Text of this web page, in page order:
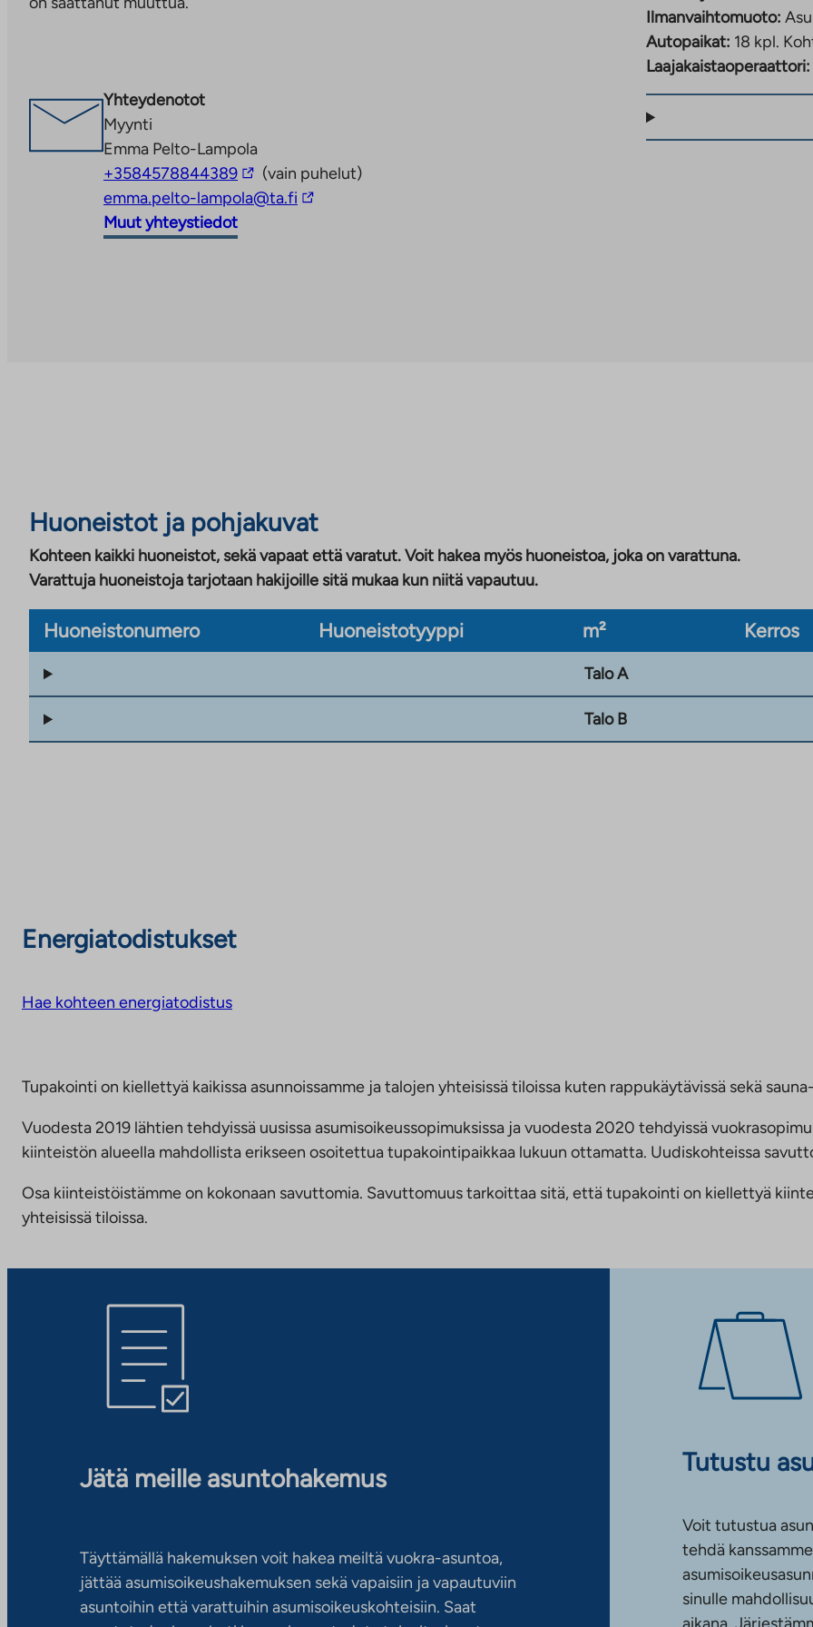
Linkki
Yhteydenotot
Myynti
Emma Pelto-Lampola
+3584578844389Linkki
vie
ulkopuoliseen
(vain puhelut)
emma.pelto-lampola@ta.fi Linkki
Muut yhteystiedot
Ilmanvaihtomuoto:
Autopaikat: 18 kpl.
Laajakaistaoperaattori:
Huoneistot ja pohjakuvat
Kohteen kaikki huoneistot, sekä vapaat että varatut. Voit hakea myös huoneistoa, joka on varattuna.
Varattuja huoneistoja tarjotaan hakijoille sitä mukaa kun niitä vapautuu.
Huoneistonumero Huoneistotyyppi m² Kerros
Talo A
Talo B
Energiatodistukset
Hae kohteen energiatodistus
Tupakointi on kiellettyä kaikissa asunnoissamme ja talojen yhteisissä tiloissa kuten rappukäytävissä sekä
Vuodesta 2019 lähtien tehdyissä uusissa asumisoikeussopimuksissa ja vuodesta 2020 tehdyissä
kiinteistön alueella mahdollista erikseen osoitettua tupakointipaikkaa lukuun ottamatta. Uudiskohteissa
Osa kiinteistöistämme on kokonaan savuttomia. Savuttomuus tarkoittaa sitä, että tupakointi on kiellettyä
yhteisissä tiloissa.
Jätä meille asuntohakemus
Täyttämällä hakemuksen voit hakea meiltä vuokra-asuntoa,
jättää asumisoikeushakemuksen sekä vapaisiin ja vapautuviin
asuntoihin että varattuihin asumisoikeuskohteisiin. Saat
Tutustu
Voit tutustua
tehdä
sinulle